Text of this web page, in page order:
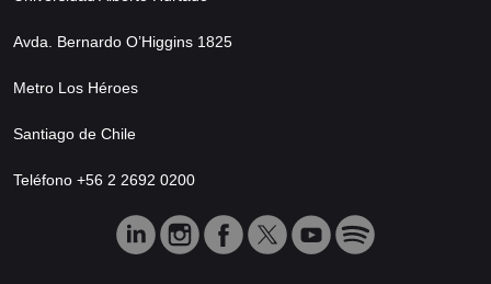
Avda. Bernardo O’Higgins 1825
Metro Los Héroes
Santiago de Chile
Teléfono +56 2 2692 0200